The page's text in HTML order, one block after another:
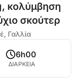
κολύμβηση
σκούτερ
Γαλλία
6h00
ΔΙΑΡΚΕΙΑ